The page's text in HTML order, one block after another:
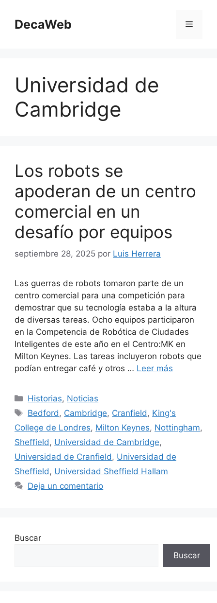
contenido
DecaWeb Menú
Universidad de
Cambridge
Los robots se
apoderan de un centro
comercial en un
desafío por equipos
septiembre 28, 2025 por Luis Herrera
Las guerras de robots tomaron parte de un
centro comercial para una competición para
demostrar que su tecnología estaba a la altura
de diversas tareas. Ocho equipos participaron
en la Competencia de Robótica de Ciudades
Inteligentes de este año en el Centro:MK en
Milton Keynes. Las tareas incluyeron robots que
podían entregar café y otros … Leer más
Categorías
Historias, Noticias
Etiquetas
Bedford , Cambridge, Cranfield , King's
College de Londres, Milton Keynes, Nottingham,
Sheffield , Universidad de Cambridge,
Universidad de Cranfield , Universidad de
Sheffield , Universidad Sheffield Hallam
Deja un comentario
Buscar
Buscar